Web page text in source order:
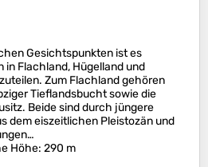
Gesichtspunkten ist es
in Flachland, Hügelland und
Zum Flachland gehören
Tieflandsbucht sowie die
Beide sind durch jüngere
dem eiszeitlichen Pleistozän und
Höhe: 290 m